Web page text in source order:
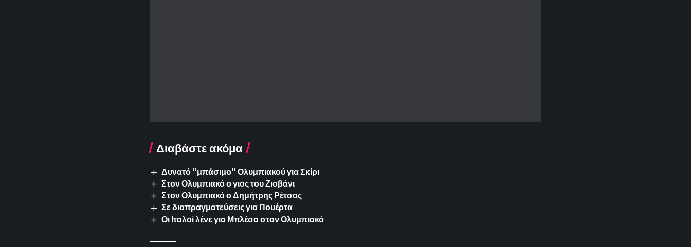
Διαβάστε ακόμα
Δυνατό “μπάσιμο” Ολυμπιακού για Σκίρι
Στον Ολυμπιακό ο γιος του Ζιοβάνι
Στον Ολυμπιακό ο Δημήτρης Ρέτσος
Σε διαπραγματεύσεις για Πουέρτα
Οι Ιταλοί λένε για Μπλέσα στον Ολυμπιακό